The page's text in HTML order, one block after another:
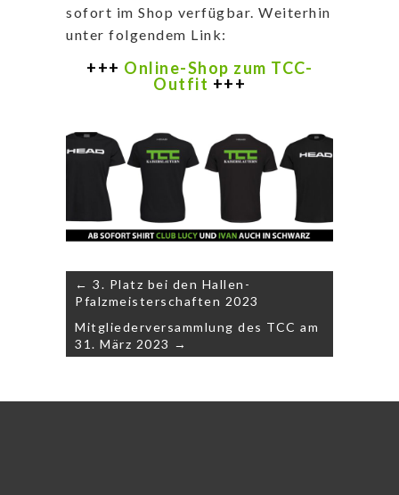
sofort im Shop verfügbar. Weiterhin
unter folgendem Link:
+++ Online-Shop zum TCC-
Outfit +++
Beitragsnavigation
← 3. Platz bei den Hallen-
Pfalzmeisterschaften 2023
Mitgliederversammlung des TCC am
31. März 2023 →